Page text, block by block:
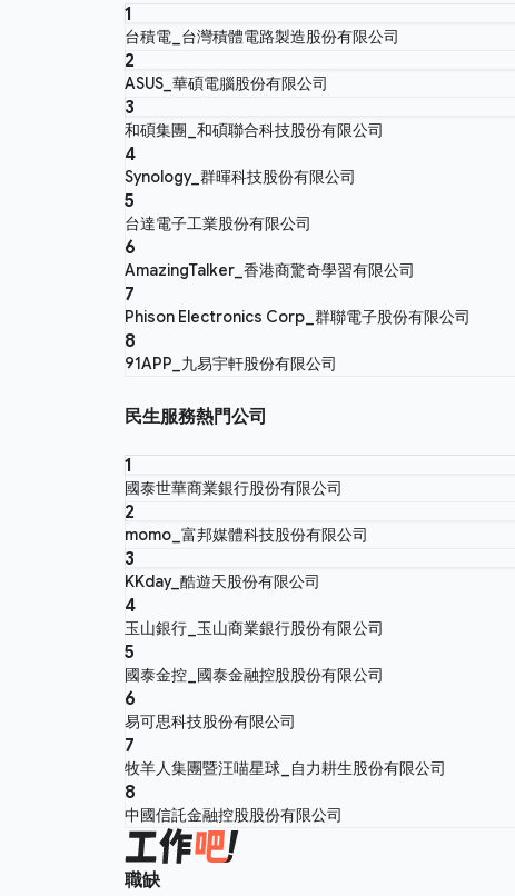
1
台積電_台灣積體電路製造股份有限公司
2
ASUS_華碩電腦股份有限公司
3
和碩集團_和碩聯合科技股份有限公司
4
Synology_群暉科技股份有限公司
5
台達電子工業股份有限公司
6
AmazingTalker_香港商驚奇學習有限公司
7
Phison Electronics Corp_群聯電子股份有限公司
8
91APP_九易宇軒股份有限公司
民生服務熱門公司
1
國泰世華商業銀行股份有限公司
2
momo_富邦媒體科技股份有限公司
3
KKday_酷遊天股份有限公司
4
玉山銀行_玉山商業銀行股份有限公司
5
國泰金控_國泰金融控股股份有限公司
6
易可思科技股份有限公司
7
牧羊人集團暨汪喵星球_自力耕生股份有限公司
8
中國信託金融控股股份有限公司
職缺